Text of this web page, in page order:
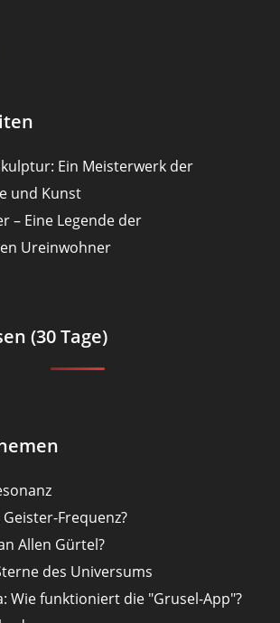
Ein Meisterwerk der
und Kunst
– Eine Legende der
Ureinwohner
(30 Tage)
Geister-Frequenz?
Allen Gürtel?
des Universums
Wie funktioniert die "Grusel-App"?